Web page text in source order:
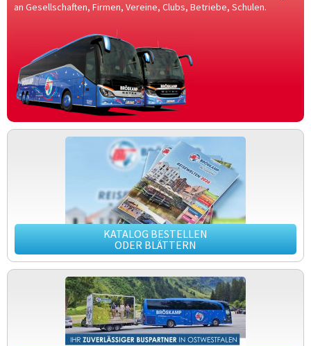
an Gesellschaften, Firmen, Vereine, Clubs, Betriebe, Schulen.
KATALOG BESTELLEN
ODER BLÄTTERN